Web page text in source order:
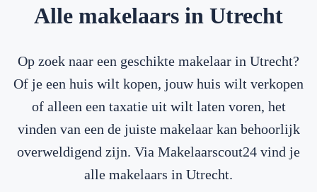
Alle makelaars in Utrecht
Op zoek naar een geschikte makelaar in Utrecht?
Of je een huis wilt kopen, jouw huis wilt verkopen
of alleen een taxatie uit wilt laten voren, het
vinden van een de juiste makelaar kan behoorlijk
overweldigend zijn. Via Makelaarscout24 vind je
alle makelaars in Utrecht.